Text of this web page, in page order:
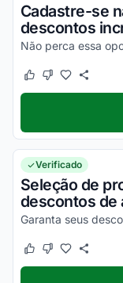
Cadastre-se
descontos
Este cupom
Este cupom
Verificado
Seleção de
descontos de
Este cupom
Este cupom